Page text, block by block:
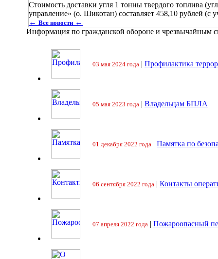
Стоимость доставки угля 1 тонны твердого топлива
управление» (о. Шикотан) составляет 458,10 рублей (с
← Все новости ←
Информация по гражданской обороне и чрезвычайным
03 мая 2024 года | Профилактика
05 мая 2023 года | Владельцам БПЛА
01 декабря 2022 года | Памятка по
06 сентября 2022 года | Контакты
07 апреля 2022 года | Пожароопасный